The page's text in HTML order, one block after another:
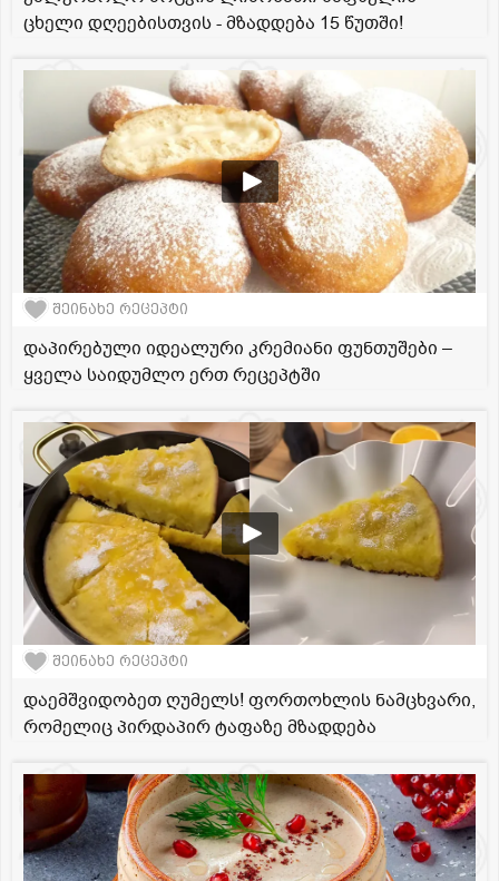
ცხელი დღეებისთვის - მზადდება 15 წუთში!
შეინახე რეცეპტი
დაპირებული იდეალური კრემიანი ფუნთუშები –
ყველა საიდუმლო ერთ რეცეპტში
შეინახე რეცეპტი
დაემშვიდობეთ ღუმელს! ფორთოხლის ნამცხვარი,
რომელიც პირდაპირ ტაფაზე მზადდება